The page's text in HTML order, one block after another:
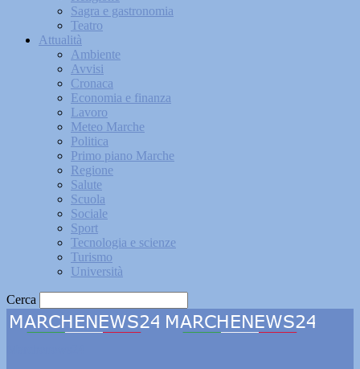
Sagra e gastronomia
Teatro
Attualità
Ambiente
Avvisi
Cronaca
Economia e finanza
Lavoro
Meteo Marche
Politica
Primo piano Marche
Regione
Salute
Scuola
Sociale
Sport
Tecnologia e scienze
Turismo
Università
Cerca